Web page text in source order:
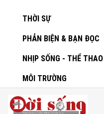
THỜI SỰ
PHẢN BIỆN & BẠN ĐỌC
NHỊP SỐNG - THỂ THAO
MÔI TRƯỜNG